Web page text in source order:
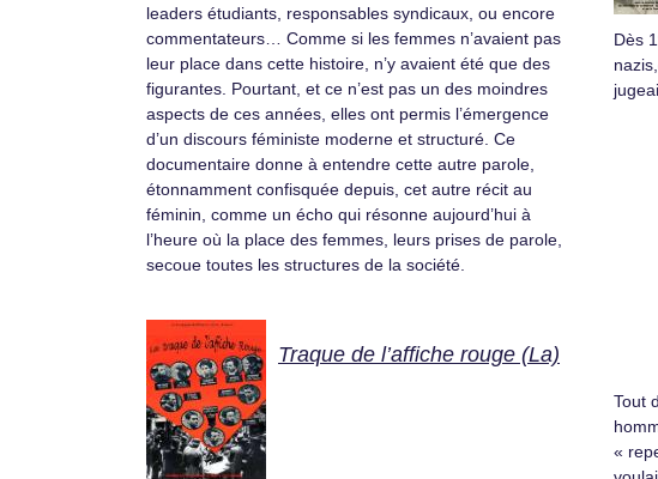
leaders étudiants, responsables syndicaux, ou encore
commentateurs… Comme si les femmes n’avaient pas
leur place dans cette histoire, n’y avaient été que des
figurantes. Pourtant, et ce n’est pas un des moindres
aspects de ces années, elles ont permis l’émergence
d’un discours féministe moderne et structuré. Ce
documentaire donne à entendre cette autre parole,
étonnamment confisquée depuis, cet autre récit au
féminin, comme un écho qui résonne aujourd’hui à
l’heure où la place des femmes, leurs prises de parole,
secoue toutes les structures de la société.
Dès
Traque de l’affiche rouge (La)
Tout
«